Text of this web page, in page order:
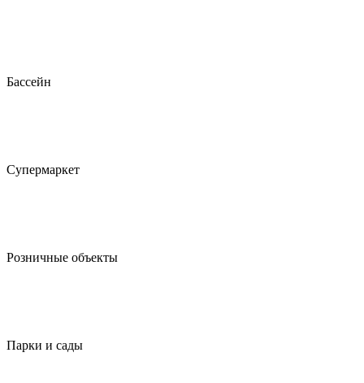
Бассейн
Супермаркет
Розничные объекты
Парки и сады